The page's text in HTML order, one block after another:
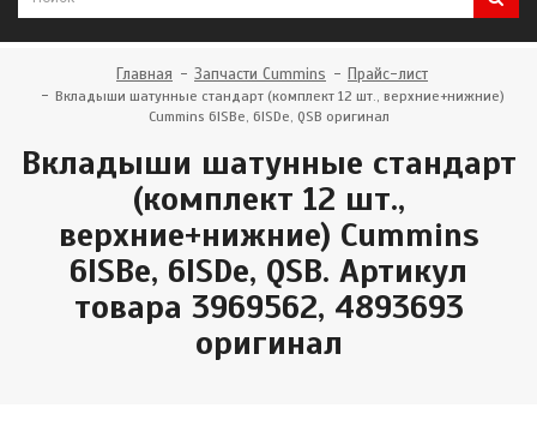
Главная Запчасти Cummins Прайс-лист
Вкладыши шатунные стандарт (комплект 12 шт., верхние+нижние)
Cummins 6ISBe, 6ISDe, QSB оригинал
Вкладыши шатунные стандарт
(комплект 12 шт.,
верхние+нижние) Cummins
6ISBe, 6ISDe, QSB. Артикул
товара 3969562, 4893693
оригинал